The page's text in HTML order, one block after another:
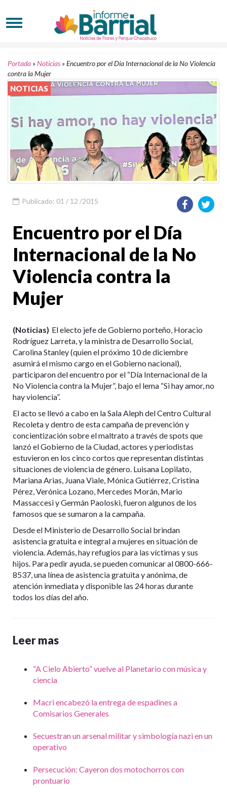
Portada »Noticias »Encuentro por el Día Internacional de la No Violencia
contra la Mujer
NOTICIAS
Publicado: 01 / 12 /2015
Encuentro por el Día
Internacional de la No
Violencia contra la
Mujer
(Noticias) El electo jefe de Gobierno porteño, Horacio
Rodríguez Larreta, y la ministra de Desarrollo Social,
Carolina Stanley (quien el próximo 10 de diciembre
asumirá el mismo cargo en el Gobierno nacional),
participaron del encuentro por el “Día Internacional de la
No Violencia contra la Mujer”, bajo el lema “Si hay amor, no
hay violencia”.
El acto se llevó a cabo en la Sala Aleph del Centro Cultural
Recoleta y dentro de esta campaña de prevención y
concientización sobre el maltrato a través de spots que
lanzó el Gobierno de la Ciudad, actores y periodistas
estuvieron en los cinco cortos que representan distintas
situaciones de violencia de género. Luisana Lopilato,
Mariana Arias, Juana Viale, Mónica Gutiérrez, Cristina
Pérez, Verónica Lozano, Mercedes Morán, Mario
Massaccesi y Germán Paoloski, fueron algunos de los
famosos que se sumaron a la campaña.
Desde el Ministerio de Desarrollo Social brindan
asistencia gratuita e integral a mujeres en situación de
violencia. Además, hay refugios para las víctimas y sus
hijos. Para pedir ayuda, se pueden comunicar al 0800-666-
8537, una línea de asistencia gratuita y anónima, de
atención inmediata y disponible las 24 horas durante
todos los días del año.
Leer mas
“A Cielo Abierto” vuelve al Planetario con música y
ciencia
Macri encabezó la entrega de espadines a
Comisarios Generales
Secuestran un arsenal militar y simbología nazi en un
operativo
Persecución: Cayeron dos motochorros con
prontuario